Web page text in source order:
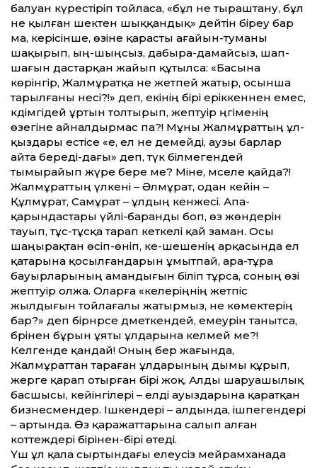
балуан күрестіріп тойласа, «бұл не тыраштану, бұл
не қылған шектен шық­қан­дық» дейтін біреу бар
ма, керісінше, өзіне қарасты ағайын-туманы
шақырып, ың-шыңсыз, дабыра-дамайсыз, шап-
шағын дастарқан жайып құтылса: «Басына
көрінгір, Жалмұратқа не жетпей жатыр, осынша
тарылғаны несі?!» деп, екінің бірі еріккеннен емес,
кәдімгідей ұртын толтырып, әжептәуір әңгіменің
өзегіне айналдырмас па?! Мұны Жалмұраттың ұл-
қыздары естісе «е, ел не демейді, аузы барлар
айта береді-дағы» деп, түк білмегендей
тымырайып жүре бере ме? Міне, мәселе қайда?!
Жалмұраттың үлкені – Әлмұрат, одан кейін –
Құлмұрат, Самұрат – ұлдың кенжесі. Апа-
қарындастары үйлі-баранды боп, өз жөндерін
тауып, тұс-тұсқа тарап кеткелі қай заман. Осы
шаңырақтан өсіп-өніп, әке-шешенің арқасында ел
қатарына қосылғандарын ұмытпай, ара-тұра
бауырларының амандығын біліп тұрса, соның өзі
әжептәуір олжа. Оларға «әкелеріңнің жетпіс
жылдығын тойлағалы жатырмыз, не көмектерің
бар?» деп бірнәрсе дәметкендей, емеурін танытса,
бәрінен бұрын ұяты ұлдарына келмей ме?!
Келгенде қандай! Оның бер жағында,
Жалмұраттан тараған ұлдарының дымы құрып,
жерге қарап отырған бірі жоқ. Алды шаруашылық
басшысы, кейінгілері – елді ауыздарына қаратқан
бизнесмендер. Ішкендері – алдында, ішпегендері
– артында. Өз қаражаттарына салып алған
коттеждері бірінен-бірі өтеді.
Үш ұл қала сыртындағы елеусіз мейрамханада